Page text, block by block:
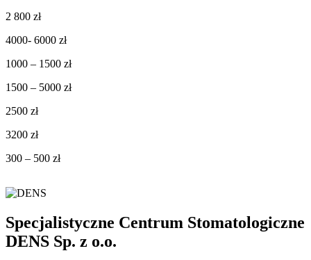
2 800 zł
4000- 6000 zł
1000 – 1500 zł
1500 – 5000 zł
2500 zł
3200 zł
300 – 500 zł
Specjalistyczne Centrum Stomatologiczne
DENS Sp. z o.o.